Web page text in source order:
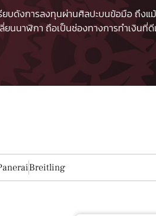
ดังการลงทุนผ่านศิลปะบนข้อมือ ถึงแ
ยนนาฬิกา ถือเป็นช่องทางการทำเงินที่
Breitling